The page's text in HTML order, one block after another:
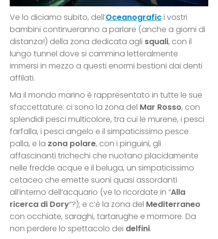
Ve lo diciamo subito, dell’Oceanografici vostri
bambini continueranno a parlare (anche a giorni di
distanza!) della zona dedicata agli squali, con il
lungo tunnel dove si cammina letteralmente
immersi in mezzo a questi enormi bestioni dai denti
affilati.
Ma il mondo marino è rappresentato in tutte le sue
sfaccettature: ci sono la zona del Mar Rosso, con
splendidi pesci multicolore, tra cui le murene, i pesci
farfalla, i pesci angelo e il simpaticissimo pesce
palla, e la zona polare, con i pinguini, gli
affascinanti trichechi che nuotano placidamente
nelle fredde acque e il beluga, un simpaticissimo
cetaceo che emette suoni quasi assordanti
all’interno dell’acquario (ve lo ricordate in “Alla
ricerca di Dory“?); e c’è la zona del Mediterraneo
con occhiate, saraghi, tartarughe e mormore. Da
non perdere lo spettacolo dei delfini.